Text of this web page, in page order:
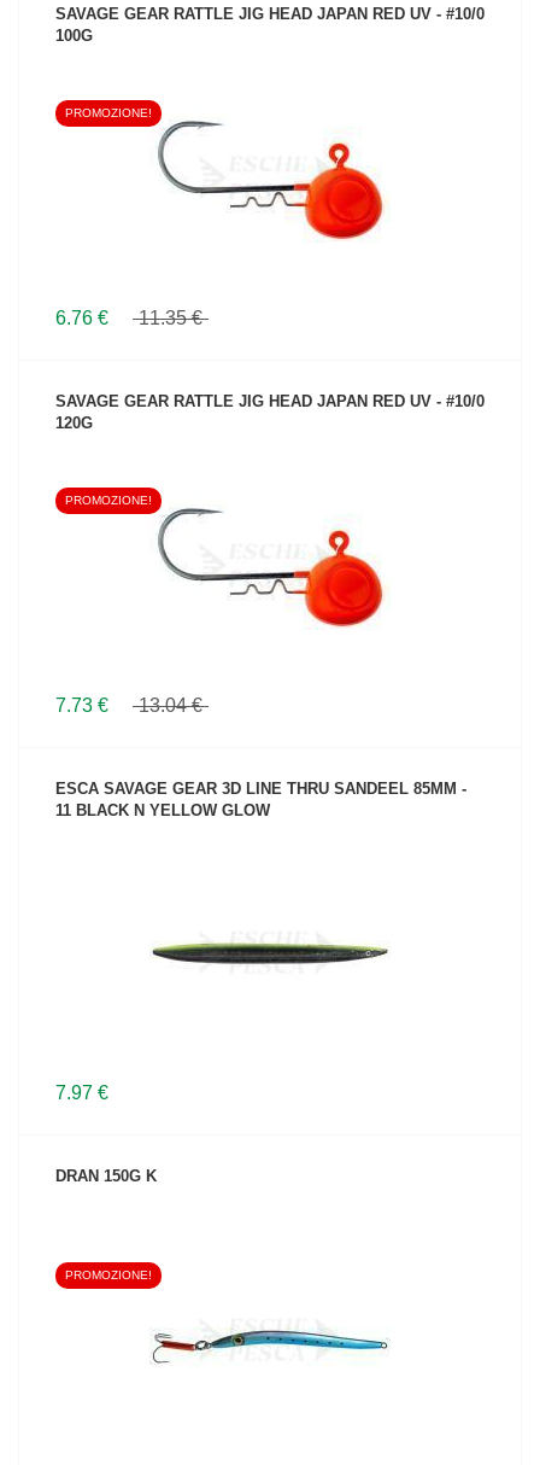
SAVAGE GEAR RATTLE JIG HEAD JAPAN RED UV - #10/0
100G
PROMOZIONE!
6.76 € 11.35 €
SAVAGE GEAR RATTLE JIG HEAD JAPAN RED UV - #10/0
120G
PROMOZIONE!
7.73 € 13.04 €
ESCA SAVAGE GEAR 3D LINE THRU SANDEEL 85MM -
11 BLACK N YELLOW GLOW
7.97 €
DRAN 150G K
PROMOZIONE!